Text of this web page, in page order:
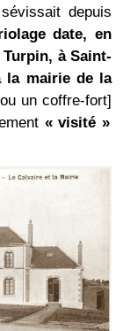
depuis
date, en
à Saint-
la mairie de la
un coffre-fort]
« visité »